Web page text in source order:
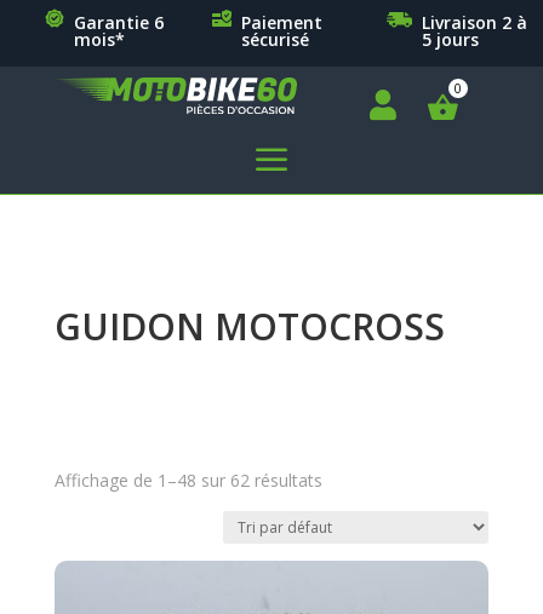
Garantie 6
mois*
Paiement
sécurisé
Livraison 2 à
5 jours

a
GUIDON MOTOCROSS
Affichage de 1–48 sur 62 résultats